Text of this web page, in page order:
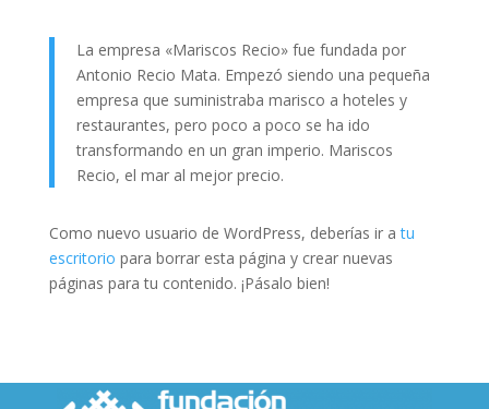
La empresa «Mariscos Recio» fue fundada por
Antonio Recio Mata. Empezó siendo una pequeña
empresa que suministraba marisco a hoteles y
restaurantes, pero poco a poco se ha ido
transformando en un gran imperio. Mariscos
Recio, el mar al mejor precio.
Como nuevo usuario de WordPress, deberías ir atu
escritorio para borrar esta página y crear nuevas
páginas para tu contenido. ¡Pásalo bien!